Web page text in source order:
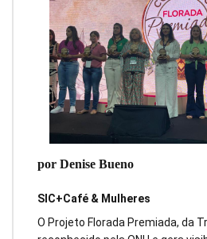
por Denise Bueno
SIC+Café & Mulheres
O Projeto Florada Premiada, da